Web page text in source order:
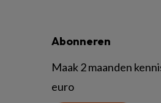
Abonneren
Maak 2 maanden
euro